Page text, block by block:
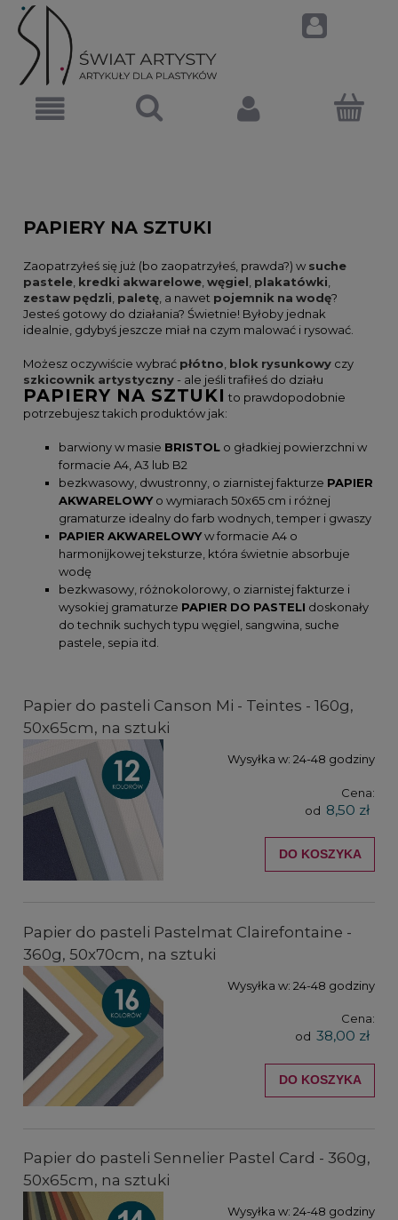
PAPIERY NA SZTUKI
Zaopatrzyłeś się już (bo zaopatrzyłeś, prawda?) w suche
pastele kredki akwarelowe węgiel plakatówki
zestaw pędzli paletę , a nawet pojemnik na wodę?
Jesteś gotowy do działania? Świetnie! Byłoby jednak
idealnie, gdybyś jeszcze miał na czym malować i rysować.
Możesz oczywiście wybrać płótno blok rysunkowy czy
szkicownik artystyczny - ale jeśli trafiłeś do działu
PAPIERY NA SZTUKI to prawdopodobnie
potrzebujesz takich produktów jak:
barwiony w masie BRISTOL o gładkiej powierzchni w
formacie A4, A3 lub B2
bezkwasowy, dwustronny, o ziarnistej fakturze PAPIER
AKWARELOWYo wymiarach 50x65 cm i różnej
gramaturze idealny do farb wodnych, temper i gwaszy
PAPIER AKWARELOWYw formacie A4 o
harmonijkowej teksturze, która świetnie absorbuje
wodę
bezkwasowy, różnokolorowy, o ziarnistej fakturze i
wysokiej gramaturze PAPIER DO PASTELI doskonały
do technik suchych typu węgiel, sangwina, suche
pastele, sepia itd.
Papier do pasteli Canson Mi - Teintes - 160g,
50x65cm, na sztuki
Wysyłka w: 24-48 godziny
Cena:
od 8,50 zł
DO KOSZYKA
Papier do pasteli Pastelmat Clairefontaine -
360g, 50x70cm, na sztuki
Wysyłka w: 24-48 godziny
Cena:
od 38,00 zł
DO KOSZYKA
Papier do pasteli Sennelier Pastel Card - 360g,
50x65cm, na sztuki
Wysyłka w: 24-48 godziny